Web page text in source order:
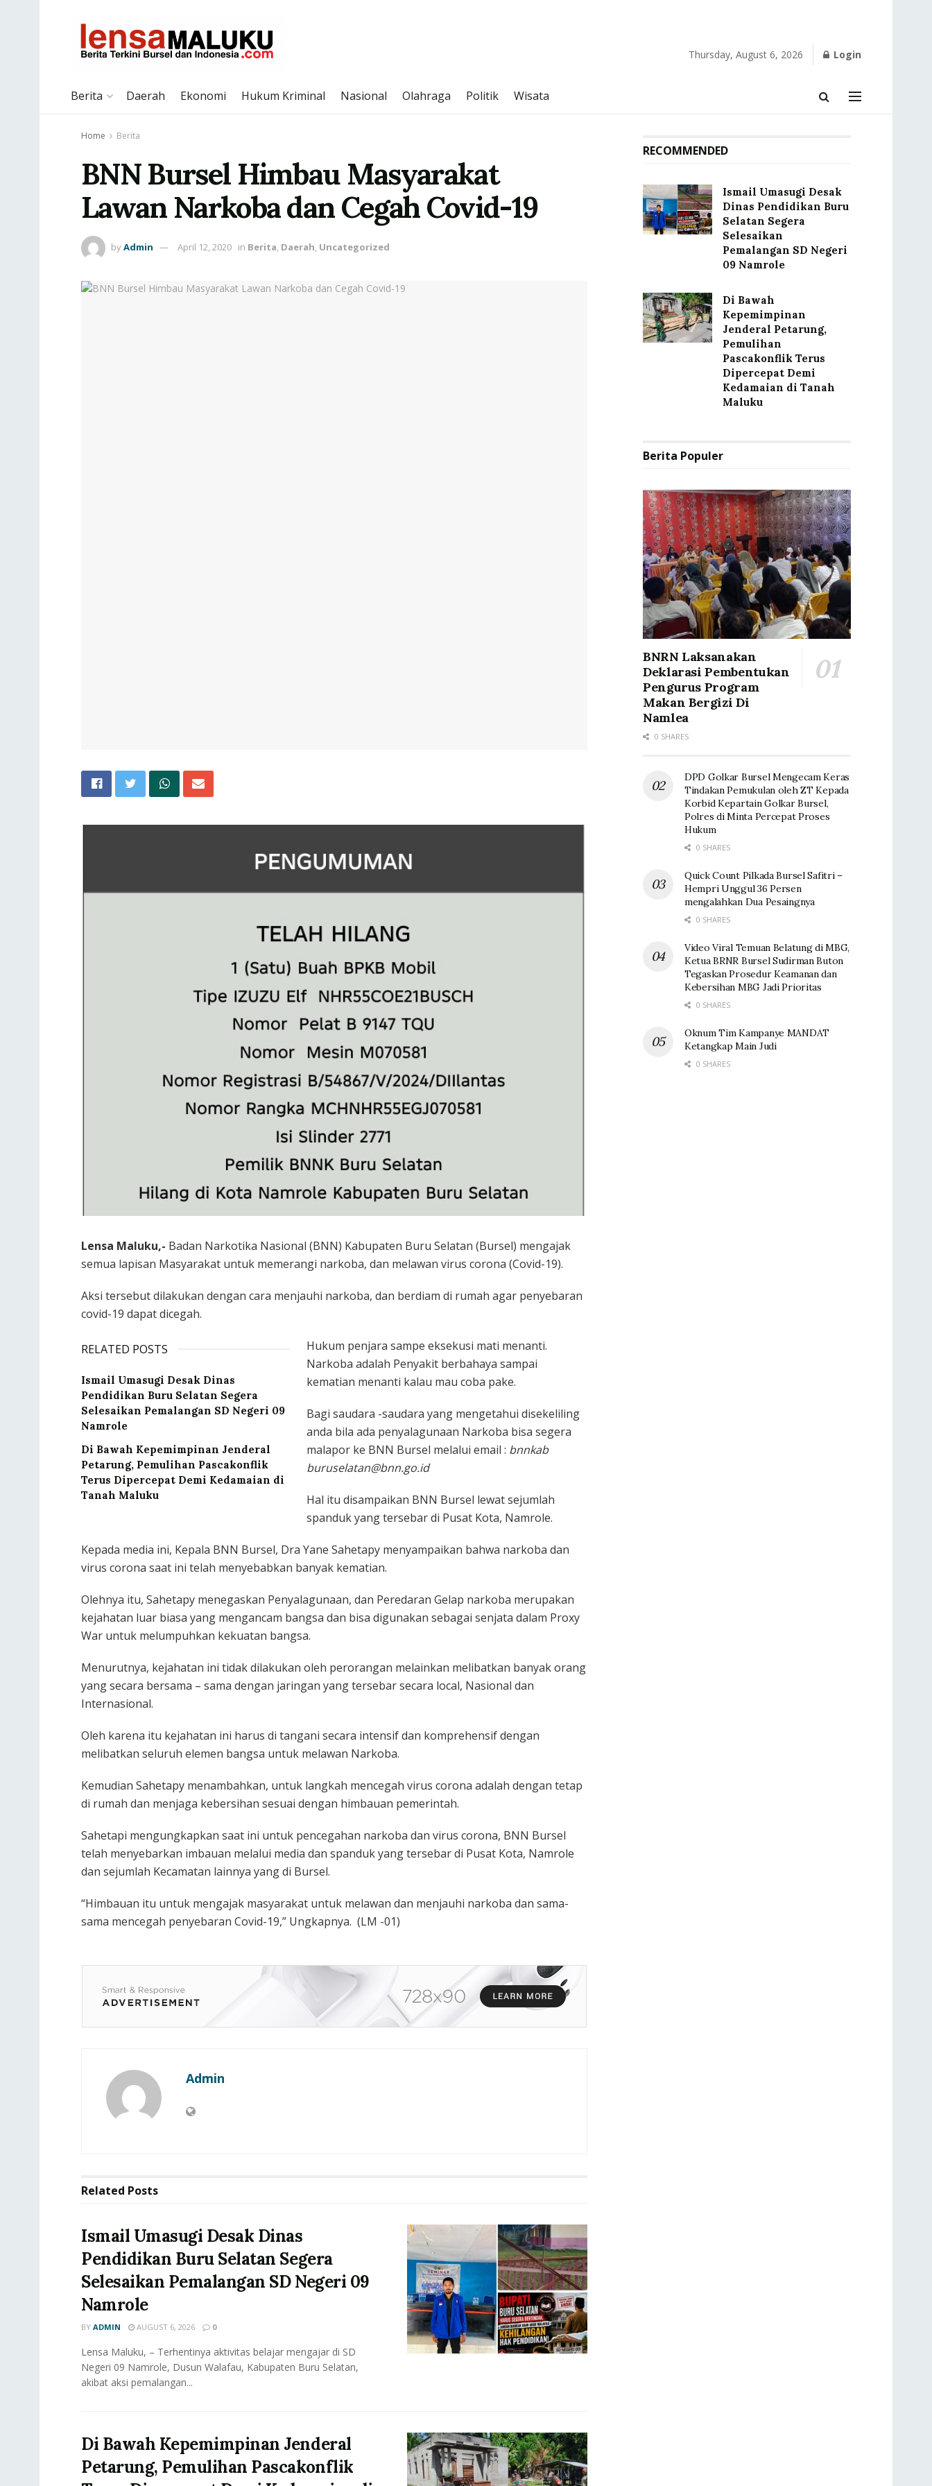
Thursday, August 6, 2026 Login
Berita Daerah Ekonomi Hukum Kriminal Nasional Olahraga Politik Wisata
Home Berita
BNN Bursel Himbau Masyarakat
Lawan Narkoba dan Cegah Covid-19
byAdmin April 12, 2020 in Berita, Daerah, Uncategorized
Lensa Maluku,- Badan Narkotika Nasional (BNN) Kabupaten Buru Selatan (Bursel) mengajak
semua lapisan Masyarakat untuk memerangi narkoba, dan melawan virus corona (Covid-19).
Aksi tersebut dilakukan dengan cara menjauhi narkoba, dan berdiam di rumah agar penyebaran
covid-19 dapat dicegah.
RELATED POSTS
Ismail Umasugi Desak Dinas
Pendidikan Buru Selatan Segera
Selesaikan Pemalangan SD Negeri 09
Namrole
Di Bawah Kepemimpinan Jenderal
Petarung, Pemulihan Pascakonflik
Terus Dipercepat Demi Kedamaian di
Tanah Maluku
Hukum penjara sampe eksekusi mati menanti.
Narkoba adalah Penyakit berbahaya sampai
kematian menanti kalau mau coba pake.
Bagi saudara -saudara yang mengetahui disekeliling
anda bila ada penyalagunaan Narkoba bisa segera
malapor ke BNN Bursel melalui email : bnnkab
buruselatan@bnn.go.id
Hal itu disampaikan BNN Bursel lewat sejumlah
spanduk yang tersebar di Pusat Kota, Namrole.
Kepada media ini, Kepala BNN Bursel, Dra Yane Sahetapy menyampaikan bahwa narkoba dan
virus corona saat ini telah menyebabkan banyak kematian.
Olehnya itu, Sahetapy menegaskan Penyalagunaan, dan Peredaran Gelap narkoba merupakan
kejahatan luar biasa yang mengancam bangsa dan bisa digunakan sebagai senjata dalam Proxy
War untuk melumpuhkan kekuatan bangsa.
Menurutnya, kejahatan ini tidak dilakukan oleh perorangan melainkan melibatkan banyak orang
yang secara bersama – sama dengan jaringan yang tersebar secara local, Nasional dan
Internasional.
Oleh karena itu kejahatan ini harus di tangani secara intensif dan komprehensif dengan
melibatkan seluruh elemen bangsa untuk melawan Narkoba.
Kemudian Sahetapy menambahkan, untuk langkah mencegah virus corona adalah dengan tetap
di rumah dan menjaga kebersihan sesuai dengan himbauan pemerintah.
Sahetapi mengungkapkan saat ini untuk pencegahan narkoba dan virus corona, BNN Bursel
telah menyebarkan imbauan melalui media dan spanduk yang tersebar di Pusat Kota, Namrole
dan sejumlah Kecamatan lainnya yang di Bursel.
“Himbauan itu untuk mengajak masyarakat untuk melawan dan menjauhi narkoba dan sama-
sama mencegah penyebaran Covid-19,” Ungkapnya. (LM -01)
Admin
Related Posts
Ismail Umasugi Desak Dinas
Pendidikan Buru Selatan Segera
Selesaikan Pemalangan SD Negeri 09
Namrole
BY ADMIN AUGUST 6, 2026 0
Lensa Maluku, – Terhentinya aktivitas belajar mengajar di SD
Negeri 09 Namrole, Dusun Walafau, Kabupaten Buru Selatan,
akibat aksi pemalangan...
Di Bawah Kepemimpinan Jenderal
Petarung, Pemulihan Pascakonflik
RECOMMENDED
Ismail Umasugi Desak
Dinas Pendidikan Buru
Selatan Segera
Selesaikan
Pemalangan SD Negeri
09 Namrole
Di Bawah
Kepemimpinan
Jenderal Petarung,
Pemulihan
Pascakonflik Terus
Dipercepat Demi
Kedamaian di Tanah
Maluku
Berita Populer
BNRN Laksanakan
Deklarasi Pembentukan
Pengurus Program
Makan Bergizi Di
Namlea
0 SHARES
DPD Golkar Bursel Mengecam Keras
Tindakan Pemukulan oleh ZT Kepada
Korbid Kepartain Golkar Bursel,
Polres di Minta Percepat Proses
Hukum
0 SHARES
Quick Count Pilkada Bursel Safitri –
Hempri Unggul 36 Persen
mengalahkan Dua Pesaingnya
0 SHARES
Video Viral Temuan Belatung di MBG,
Ketua BRNR Bursel Sudirman Buton
Tegaskan Prosedur Keamanan dan
Kebersihan MBG Jadi Prioritas
0 SHARES
Oknum Tim Kampanye MANDAT
Ketangkap Main Judi
0 SHARES